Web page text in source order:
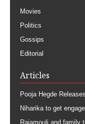
Movies
Politics
Gossips
Editorial
Articles
Pooja Hegde
Niharika to get
Rajamouli and family